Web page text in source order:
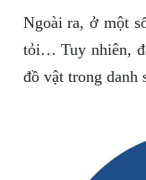
Ngoài ra, ở một
tỏi… Tuy nhiên,
đồ vật trong danh